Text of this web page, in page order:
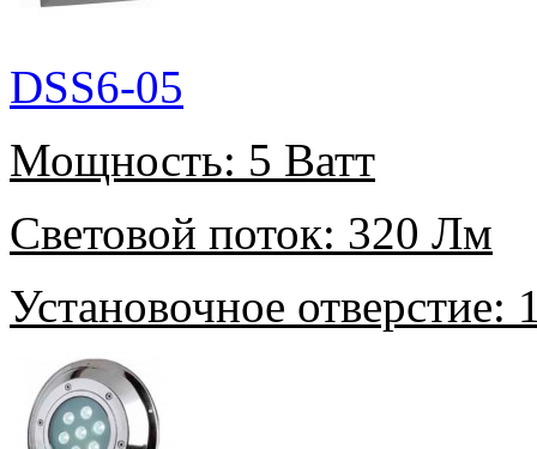
DSS6-05
Мощность: 5 Ватт
Световой поток: 320 Лм
Установочное отверстие: